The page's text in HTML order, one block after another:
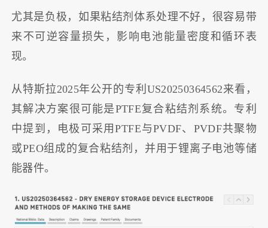
尤其是负极，如果粘结剂体系处理不好，很容易带
来不可逆容量损失，影响电池能量密度和循环表
现。
从特斯拉2025年公开的专利US20250364562来看，
其解决方案很可能是PTFE复合粘结剂系统。专利
中提到，电极可采用PTFE与PVDF、PVDF共聚物
或PEO组成的复合粘结剂，并用于锂离子电池等储
能器件。